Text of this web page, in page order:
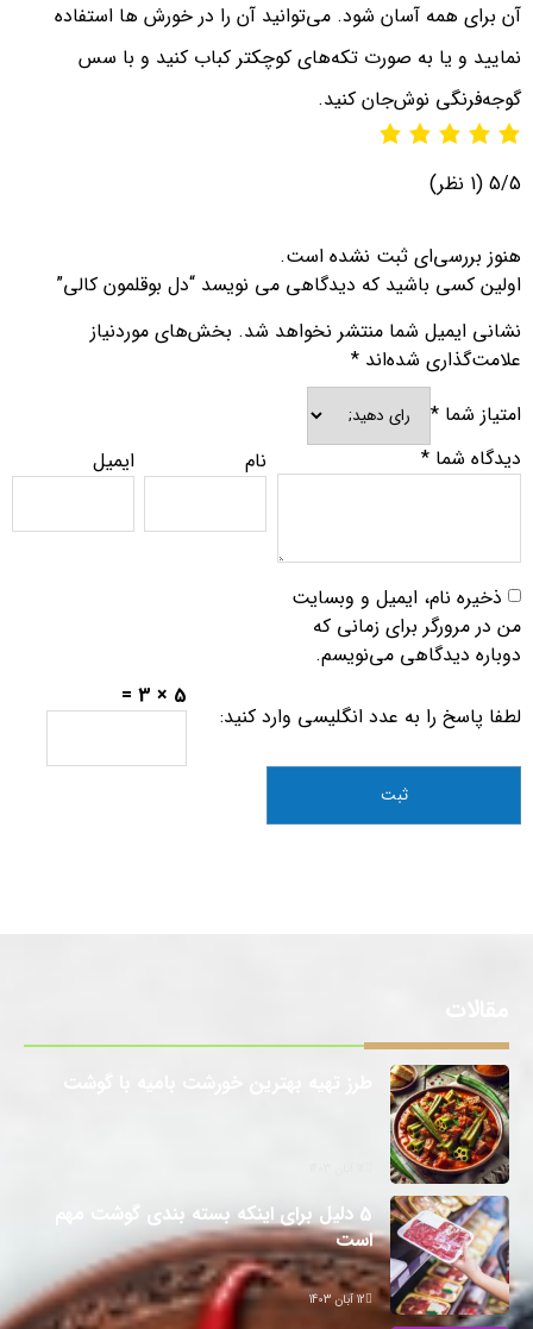
آن برای همه آسان شود. می‌توانید آن را در خورش ها استفاده
نمایید و یا به صورت تکه‌های کوچکتر کباب کنید و با سس
گوجه‌فرنگی نوش‌جان کنید.
5/5 (1 نظر)
هنوز بررسی‌ای ثبت نشده است.
اولین کسی باشید که دیدگاهی می نویسد “دل بوقلمون کالی”
نشانی ایمیل شما منتشر نخواهد شد. بخش‌های موردنیاز
علامت‌گذاری شده‌اند *
امتیاز شما *
دیدگاه شما * نام ایمیل
ذخیره نام، ایمیل و وبسایت
من در مرورگر برای زمانی که
دوباره دیدگاهی می‌نویسم.
لطفا پاسخ را به عدد انگلیسی وارد کنید:
5 × 3 =
5 دلیل برای اینکه بسته بندی گوشت مهم
است
12 آبان 1403